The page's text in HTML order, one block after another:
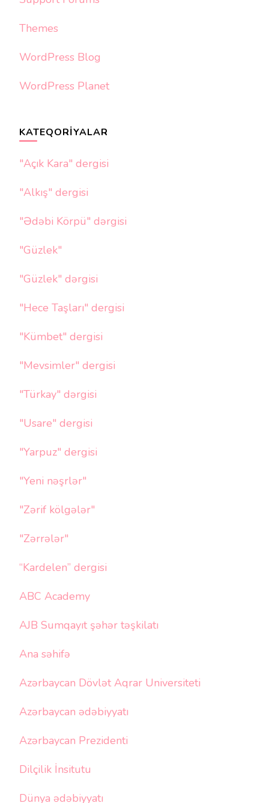
Themes
WordPress Blog
WordPress Planet
KATEQORIYALAR
"Açık Kara" dergisi
"Alkış" dergisi
"Ədəbi Körpü" dərgisi
"Güzlek"
"Güzlek" dərgisi
"Hece Taşları" dergisi
"Kümbet" dergisi
"Mevsimler" dergisi
"Türkay" dərgisi
"Usare" dergisi
"Yarpuz" dergisi
"Yeni nəşrlər"
"Zərif kölgələr"
"Zərrələr"
“Kardelen” dergisi
ABC Academy
AJB Sumqayıt şəhər təşkilatı
Ana səhifə
Azərbaycan Dövlət Aqrar Universiteti
Azərbaycan ədəbiyyatı
Azərbaycan Prezidenti
Dilçilik İnsitutu
Dünya ədəbiyyatı